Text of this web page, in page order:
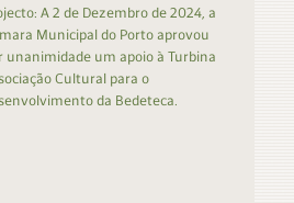
A 2 de Dezembro de 2024, a
Municipal do Porto aprovou
unanimidade um apoio à Turbina
Cultural para o
da Bedeteca.